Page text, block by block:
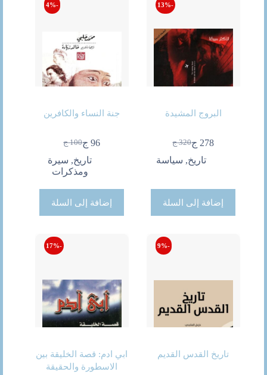
-13%
البروج المشيدة
320 ج
السعر
الأصلي
278 جالسعر
الحاليتاريخ, سياسة
إضافة إلى السلة
-4%
جنة النساء والكافرين
100 ج
السعر
الأصلي
هو:
96 جالسعر
الحالي
هو:
تاريخ, سيرة
ومذكرات
إضافة إلى السلة
-9%
تاريخ القدس القديم
-17%
ابي ادم: قصة الخليقة بين
الاسطورة والحقيقة